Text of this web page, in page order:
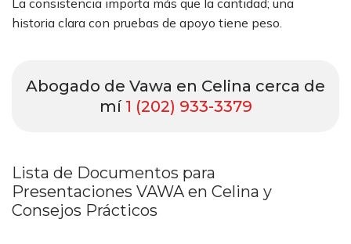
La consistencia importa más que la cantidad; una
historia clara con pruebas de apoyo tiene peso.
Abogado de Vawa en Celina cerca de
mí 1 (202) 933-3379
Lista de Documentos para
Presentaciones VAWA en Celina y
Consejos Prácticos